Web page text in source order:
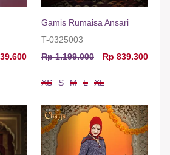
Gamis Rumaisa Ansari
T-0325003
Rp 1.199.000
Rp 839.300
XS S M L XL